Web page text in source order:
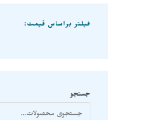
فیلتر براساس قیمت:
جستجو